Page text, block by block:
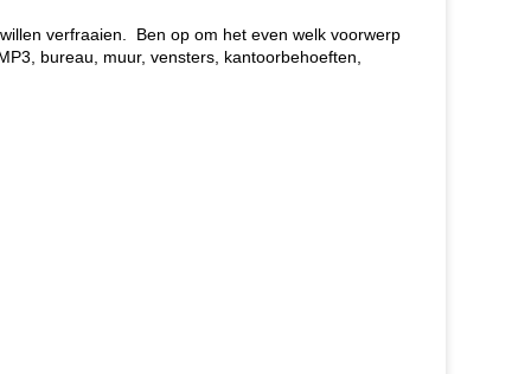
verfraaien. Ben op om het even welk voorwerp
bureau, muur, vensters, kantoorbehoeften,